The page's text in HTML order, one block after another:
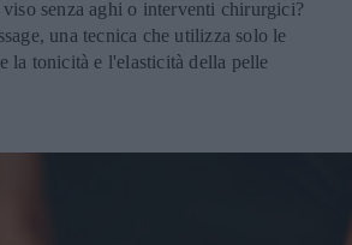
senza aghi o interventi chirurgici?
una tecnica che utilizza solo le
la tonicità e l'elasticità della pelle